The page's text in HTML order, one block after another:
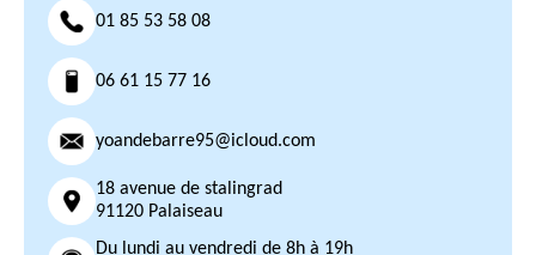
01 85 53 58 08
06 61 15 77 16
yoandebarre95@icloud.com
18 avenue de stalingrad
91120 Palaiseau
Du lundi au vendredi de 8h à 19h